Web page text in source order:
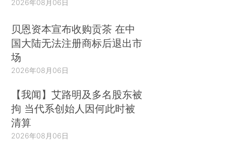
2026年08月06日
贝恩资本宣布收购贡茶 在中
国大陆无法注册商标后退出市
场
2026年08月06日
【我闻】艾路明及多名股东被
拘 当代系创始人因何此时被
清算
2026年08月06日